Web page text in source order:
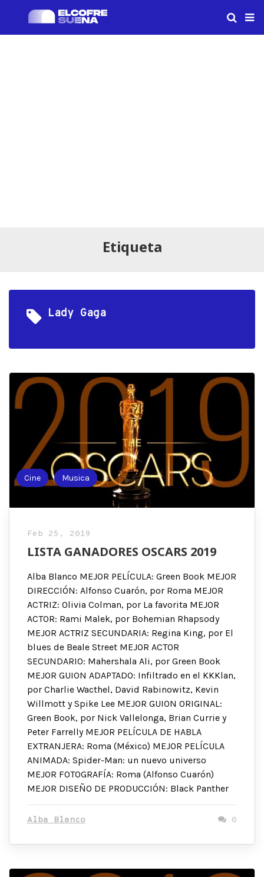
Etiqueta
Lady Gaga
Cine Musica
Feb 25, 2019
LISTA GANADORES OSCARS 2019
Alba Blanco MEJOR PELÍCULA: Green Book MEJOR
DIRECCIÓN: Alfonso Cuarón, por Roma MEJOR
ACTRIZ: Olivia Colman, por La favorita MEJOR
ACTOR: Rami Malek, por Bohemian Rhapsody
MEJOR ACTRIZ SECUNDARIA: Regina King, por El
blues de Beale Street MEJOR ACTOR
SECUNDARIO: Mahershala Ali, por Green Book
MEJOR GUION ADAPTADO: Infiltrado en el KKKlan,
por Charlie Wacthel, David Rabinowitz, Kevin
Willmott y Spike Lee MEJOR GUION ORIGINAL:
Green Book, por Nick Vallelonga, Brian Currie y
Peter Farrelly MEJOR PELÍCULA DE HABLA
EXTRANJERA: Roma (México) MEJOR PELÍCULA
ANIMADA: Spider-Man: un nuevo universo
MEJOR FOTOGRAFÍA: Roma (Alfonso Cuarón)
MEJOR DISEÑO DE PRODUCCIÓN: Black Panther
Alba Blanco 0